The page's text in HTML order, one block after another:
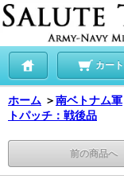
カート
ホーム ＞南ベトナム軍
トパッチ：戦後品
前の商品へ